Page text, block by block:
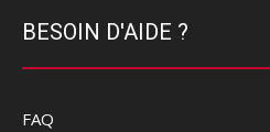
BESOIN D'AIDE ?
FAQ